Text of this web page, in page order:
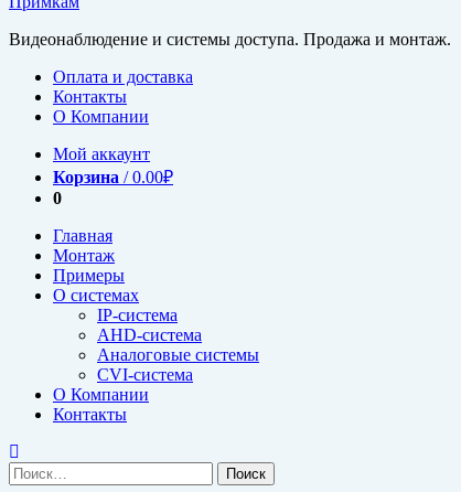
Видеонаблюдение и системы доступа. Продажа и монтаж.
Оплата и доставка
Контакты
О Компании
Мой аккаунт
Корзина /0.00₽
0
Главная
Монтаж
Примеры
О системах
IP-система
AHD-система
Аналоговые системы
CVI-система
О Компании
Контакты
Найти: